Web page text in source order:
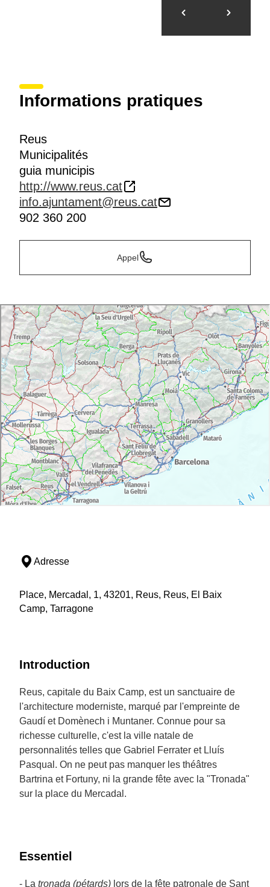
Informations pratiques
Reus
Municipalités
guia municipis
http://www.reus.cat
info.ajuntament@reus.cat
902 360 200
Appel
Adresse
Place, Mercadal, 1, 43201, Reus, Reus, El Baix
Camp, Tarragone
Introduction
Reus, capitale du Baix Camp, est un sanctuaire de
l'architecture moderniste, marqué par l'empreinte de
Gaudí et Domènech i Muntaner. Connue pour sa
richesse culturelle, c'est la ville natale de
personnalités telles que Gabriel Ferrater et Lluís
Pasqual. On ne peut pas manquer les théâtres
Bartrina et Fortuny, ni la grande fête avec la "Tronada"
sur la place du Mercadal.
Essentiel
- La tronada (pétards) lors de la fête patronale de Sant